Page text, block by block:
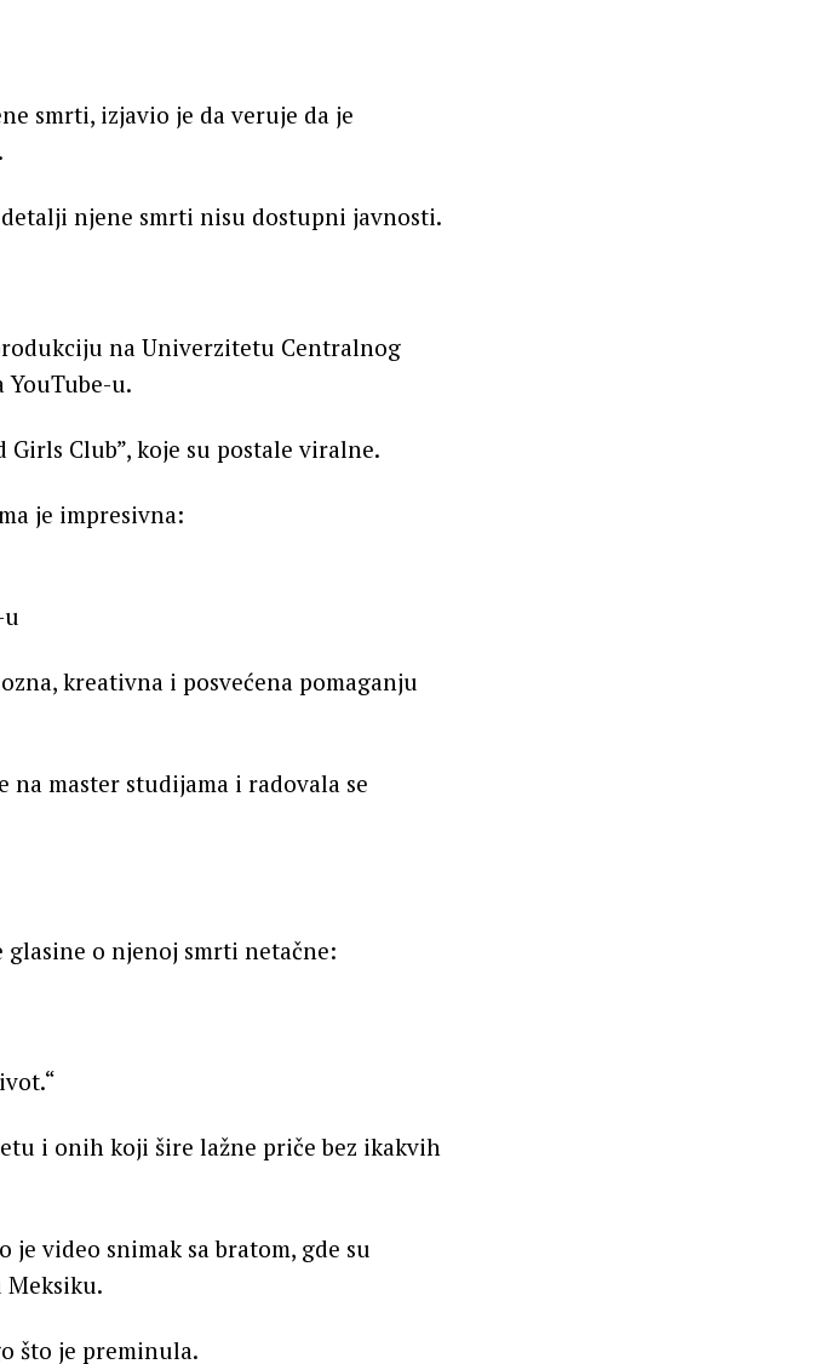
smrti, izjavio je da veruje da je
njene smrti nisu dostupni javnosti.
na Univerzitetu Centralnog
u.
Girls Club”, koje su postale viralne.
je impresivna:
kreativna i posvećena pomaganju
na master studijama i radovala se
glasine o njenoj smrti netačne:
i onih koji šire lažne priče bez ikakvih
video snimak sa bratom, gde su
što je preminula.